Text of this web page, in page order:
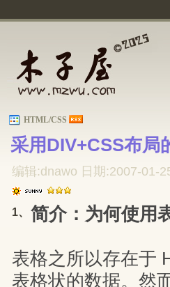
HTML/CSS
采用DIV+CSS布局
编辑:dnawo 日期:2007-01-
1、 简介：为何使用
表格之所以存在于
表格状的数据。然